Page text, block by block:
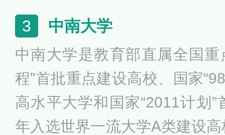
委省共建大学、黑龙江省国内
俄医科大学联盟中方牵头单位
究与教学人才培养基地、教育
医学教育院校、教育部高水
校。
3 中南大学
中南大学是教育部直属全国重
程”首批重点建设高校、国家
高水平大学和国家“2011计划
年入选世界一流大学A类建设